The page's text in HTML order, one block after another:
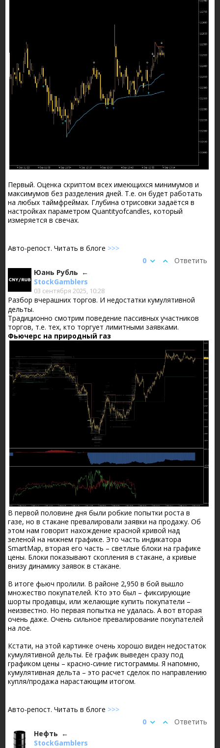
Первый. Оценка скриптом всех имеющихся минимумов и
максимумов без разделения дней. Т.е. он будет работать
на любых таймфреймах. Глубина отрисовки задаётся в
настройках параметромQuantityofcandles, который
измеряется в свечах.
Авто-репост. Читать в блоге >>>
Ответить
0
Юань Рубль
StockGamblers
03 сентября 2025, 10:28
Разбор вчерашних торгов. И недостатки кумулятивной
дельты.
Традиционно смотрим поведение пассивных участников
торгов, т.е. тех, кто торгует лимитными заявками.
Фьючерс на природный газ
В первой половине дня были робкие попытки роста в
газе, но в стакане превалировали заявки на продажу. Об
этом нам говорит нахождение красной кривой над
зеленой на нижнем графике. Это часть индикатора
SmartMap, вторая его часть – светлые блоки на графике
цены. Блоки показывают скопления в стакане, а кривые
внизу динамику заявок в стакане.
В итоге фьюч пролили. В районе 2,950 в бой вышло
множество покупателей. Кто это был – фиксирующие
шорты продавцы, или желающие купить покупатели –
неизвестно. Но первая попытка не удалась. А вот вторая
очень даже. Очень сильное превалирование покупателей
на лое.
Кстати, на этой картинке очень хорошо виден недостаток
кумулятивной дельты. Её график выведен сразу под
графиком цены – красно-синие гистограммы. Я напомню,
кумулятивная дельта – это расчет сделок по направлению
купля/продажа нарастающим итогом.
Авто-репост. Читать в блоге >>>
Ответить
0
Нефть
StockGamblers